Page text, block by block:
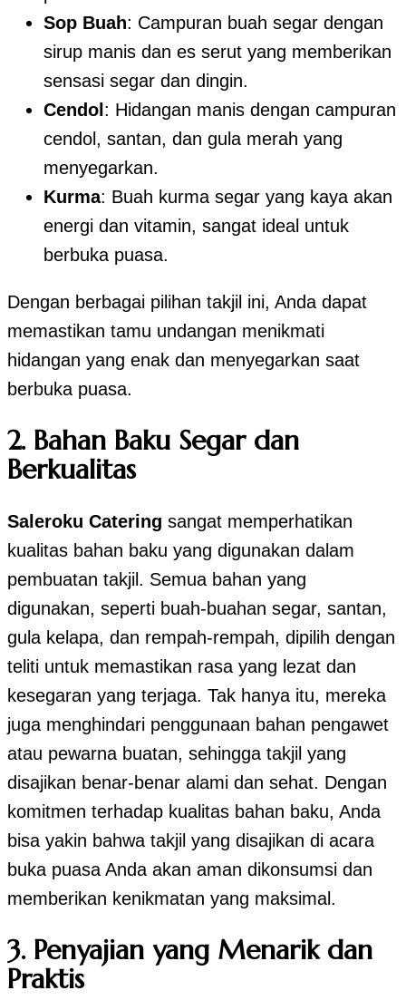
Sop Buah: Campuran buah segar dengan
sirup manis dan es serut yang memberikan
sensasi segar dan dingin.
Cendol : Hidangan manis dengan campuran
cendol, santan, dan gula merah yang
menyegarkan.
Kurma: Buah kurma segar yang kaya akan
energi dan vitamin, sangat ideal untuk
berbuka puasa.
Dengan berbagai pilihan takjil ini, Anda dapat
memastikan tamu undangan menikmati
hidangan yang enak dan menyegarkan saat
berbuka puasa.
2. Bahan Baku Segar dan
Berkualitas
Saleroku Catering sangat memperhatikan
kualitas bahan baku yang digunakan dalam
pembuatan takjil. Semua bahan yang
digunakan, seperti buah-buahan segar, santan,
gula kelapa, dan rempah-rempah, dipilih dengan
teliti untuk memastikan rasa yang lezat dan
kesegaran yang terjaga. Tak hanya itu, mereka
juga menghindari penggunaan bahan pengawet
atau pewarna buatan, sehingga takjil yang
disajikan benar-benar alami dan sehat. Dengan
komitmen terhadap kualitas bahan baku, Anda
bisa yakin bahwa takjil yang disajikan di acara
buka puasa Anda akan aman dikonsumsi dan
memberikan kenikmatan yang maksimal.
3. Penyajian yang Menarik dan
Praktis